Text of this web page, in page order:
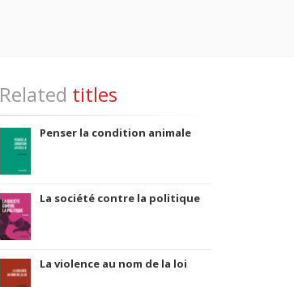
Related titles
Penser la condition animale
La société contre la politique
La violence au nom de la loi